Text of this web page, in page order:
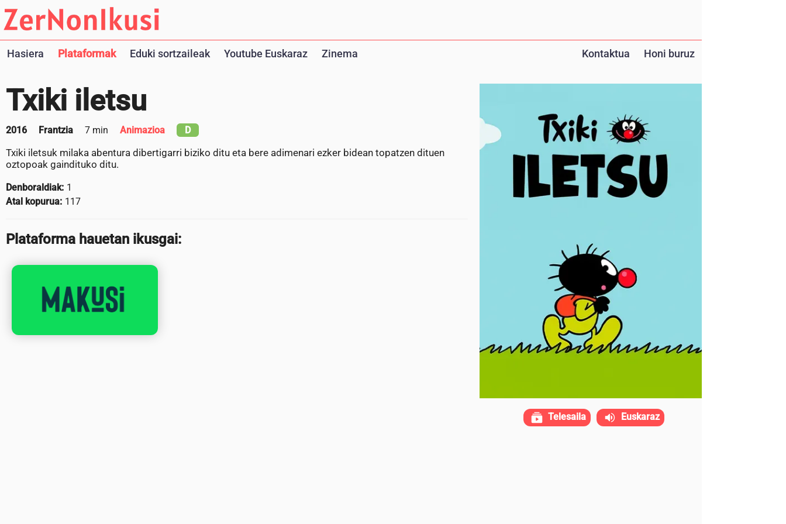
Hasiera Plataformak Eduki sortzaileak Youtube Euskaraz Zinema Kontaktua Honi buruz
Txiki iletsu
2016 Frantzia 7 min Animazioa D
Txiki iletsuk milaka abentura dibertigarri biziko ditu eta bere adimenari ezker bidean topatzen dituen
oztopoak gaindituko ditu.
Denboraldiak: 1
Atal kopurua: 117
Plataforma hauetan ikusgai:
Telesaila Euskaraz